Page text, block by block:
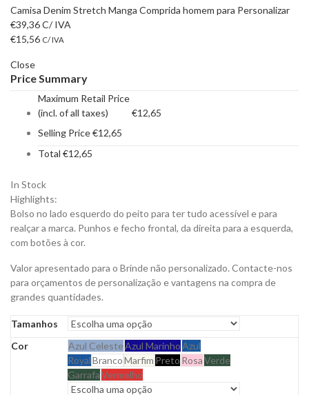
Camisa Denim Stretch Manga Comprida homem para Personalizar
€39,36C/ IVA
€15,56 C/ IVA
Close
Price Summary
Maximum Retail Price
(incl. of all taxes)
€12,65
Selling Price€12,65
Total €12,65
In Stock
Highlights:
Bolso no lado esquerdo do peito para ter tudo acessível e para
realçar a marca. Punhos e fecho frontal, da direita para a esquerda,
com botões à cor.
Valor apresentado para o Brinde não personalizado. Contacte-nos
para orçamentos de personalização e vantagens na compra de
grandes quantidades.
Tamanhos
Cor
Azul CelesteAzul MarinhoAzul
RoyalBrancoMarfim Preto RosaVerde
GarrafaVermelho